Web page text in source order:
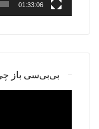
01:33:06
بی‌بی‌سی باز